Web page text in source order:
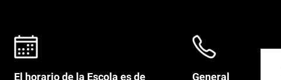
El horario de la Escola es de
General